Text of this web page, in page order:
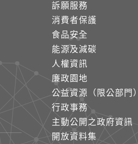
訴願服務
消費者保護
食品安全
能源及減碳
人權資訊
廉政園地
公益資源（限公部門）
行政事務
主動公開之政府資訊
開放資料集